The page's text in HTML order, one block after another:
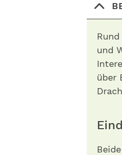
und
über